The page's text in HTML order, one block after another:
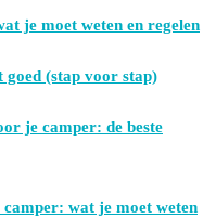
je moet weten en regelen
(stap voor stap)
je camper: de beste
wat je moet weten